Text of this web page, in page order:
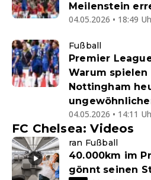
Meilenstein
04.05.2026 • 18:49
Fußball
Premier
Warum spielen
Nottingham
04.05.2026 • 14:11
FC Chelsea: Videos
ran Fußball
40.000km im
gönnt seinen